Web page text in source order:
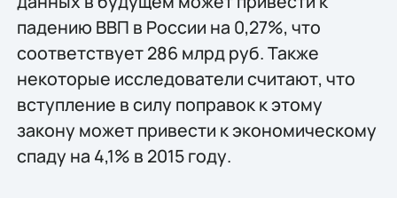
падению ВВП в России на 0,27%, что
соответствует 286 млрд руб. Также
некоторые исследователи считают, что
вступление в силу поправок к этому
закону может привести к экономическому
спаду на 4,1% в 2015 году.